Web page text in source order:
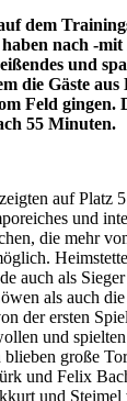
dem
nach -mit
und
die Gäste aus
Feld gingen.
55 Minuten.
auf Platz
und
die mehr
auch als
als auch die
der ersten
und
große
und Felix
und Steimel